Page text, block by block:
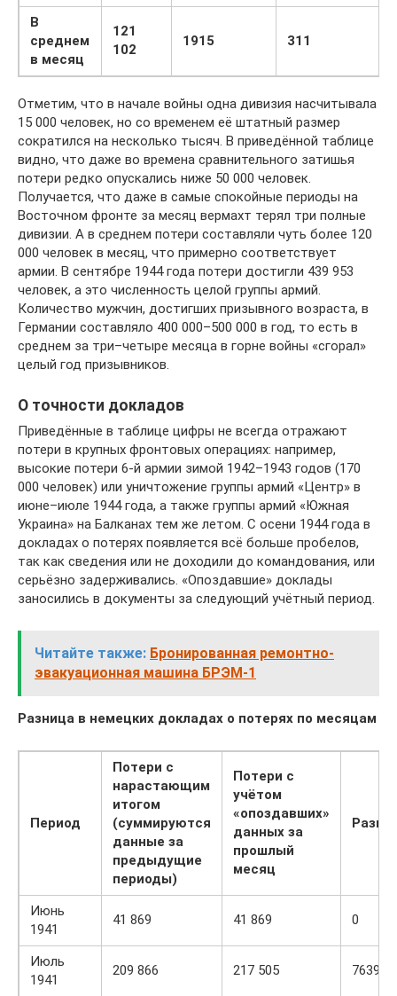
В
среднем
в месяц
121
102
1915 311
Отметим, что в начале войны одна дивизия насчитывала
15 000 человек, но со временем её штатный размер
сократился на несколько тысяч. В приведённой таблице
видно, что даже во времена сравнительного затишья
потери редко опускались ниже 50 000 человек.
Получается, что даже в самые спокойные периоды на
Восточном фронте за месяц вермахт терял три полные
дивизии. А в среднем потери составляли чуть более 120
000 человек в месяц, что примерно соответствует
армии. В сентябре 1944 года потери достигли 439 953
человек, а это численность целой группы армий.
Количество мужчин, достигших призывного возраста, в
Германии составляло 400 000–500 000 в год, то есть в
среднем за три–четыре месяца в горне войны «сгорал»
целый год призывников.
О точности докладов
Приведённые в таблице цифры не всегда отражают
потери в крупных фронтовых операциях: например,
высокие потери 6-й армии зимой 1942–1943 годов (170
000 человек) или уничтожение группы армий «Центр» в
июне–июле 1944 года, а также группы армий «Южная
Украина» на Балканах тем же летом. С осени 1944 года в
докладах о потерях появляется всё больше пробелов,
так как сведения или не доходили до командования, или
серьёзно задерживались. «Опоздавшие» доклады
заносились в документы за следующий учётный период.
Читайте также: Бронированная ремонтно-
эвакуационная машина БРЭМ-1
Разница в немецких докладах о потерях по месяцам
Период
Потери с
нарастающим
итогом
(суммируются
данные за
предыдущие
периоды)
Потери с
учётом
«опоздавших»
данных за
прошлый
месяц
Июнь
1941
41 869 41 869 0
Июль
1941
209 866 217 505 7639